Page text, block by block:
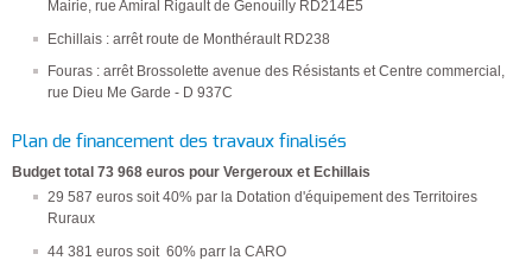
Mairie, rue Amiral Rigault de Genouilly RD214E5
Echillais : arrêt route de Monthérault RD238
Fouras : arrêt Brossolette avenue des Résistants et Centre commercial,
rue Dieu Me Garde - D 937C
Plan de financement des travaux finalisés
Budget total 73 968 euros pour Vergeroux et Echillais
29 587 euros soit 40% par la Dotation d'équipement des Territoires
Ruraux
44 381 euros soit 60% parr la CARO